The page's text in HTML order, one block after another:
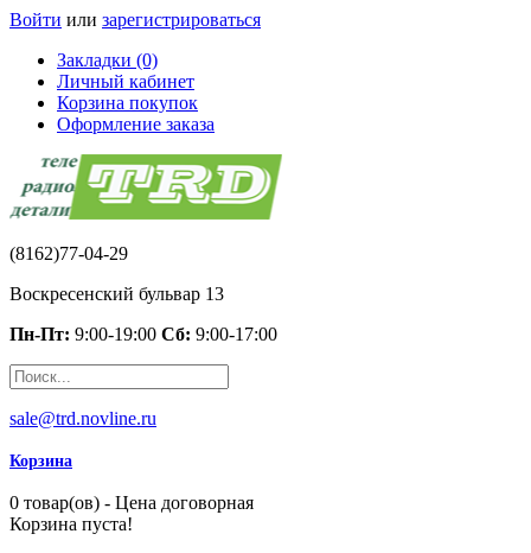
Войти или зарегистрироваться
Закладки (0)
Личный кабинет
Корзина покупок
Оформление заказа
(8162)77-04-29
Воскресенский бульвар 13
Пн-Пт: 9:00-19:00 Сб: 9:00-17:00
sale@trd.novline.ru
Корзина
0 товар(ов) - Цена договорная
Корзина пуста!